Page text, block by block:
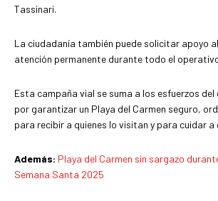
Tassinari.
La ciudadanía también puede solicitar apoyo
atención permanente durante todo el
Esta campaña vial se suma a los esfuerzos del
por garantizar un Playa del Carmen seguro,
para recibir a quienes lo visitan y para cuidar a
Además: Playa del Carmen sin sargazo
Semana Santa 2025